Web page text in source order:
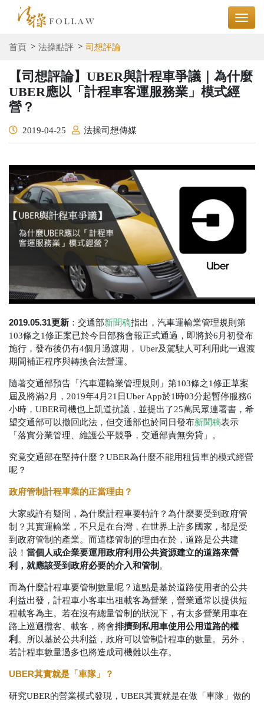
首頁 法操點評 司想評論
【司想評論】UBER與計程車爭議｜為什麼
UBER應以「計程車客運服務業」模式經
營？
2019-04-25 法操司想傳媒
2019.05.31更新 ：交通部新聞稿指出，汽車運輸業管理規則第
103條之1修正案已於今日部務會報正式通過，即將於6月初發布
施行，發布後仍有4個月過渡期， Uber及駕駛人可利用此一過渡
期間補正程序與轉換合法營運。
隨著交通部預告「汽車運輸業管理規則」第103條之1修正草案
屆及將滿2 月， 2019年4月 21 日Uber App於1時03分起暫停服務6
小時，UBER司機也上凱道抗議，並提出了25萬民眾連署書，希
望交通部可以撤回此法，但交通部也於同日發布新聞稿表示
「落實分業管理、維護公平競爭，交通部責無旁貸」。
究竟交通部在堅持什麼？ UBER為什麼不能用租賃車的模式經營
呢？
政府管制計程車業的正當理由？
大家或許有疑問，為什麼計程車要特許？為什麼要受到政府管
制？其實運輸業，不只是在台灣，在世界上許多國家，都是受
到政府管制的產業。而這樣管制的理由在於，道路是公共建
設！ 當個人或企業要運用政府利用公共資源建立的道路來營
利，就應該受到政府必要的介入和管制 。
而為什麼計程車要管制數量呢？這點是基於道路使用者的公共
利益出發，計程車小客車出租載客為營業，營業通常以提供短
程載客為主。若在沒有總量管制的狀況下，有太多營業用車在
路上巡迴攬客、載客，將會排擠到私用車使用公用道路的權
利 。所以基於公共利益，政府可以管制計程車的數量。另外 ，
若計程車數量過多也將造成司機難以生存。
UBER其實就是「車隊」？
研究UBER的營業模式發現，UBER其實就是在做「車隊」做的